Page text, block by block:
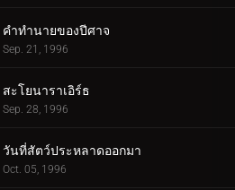
คำทำนายของปีศาจ
Sep. 21, 1996
สะโยนาราเอิร์ธ
Sep. 28, 1996
วันที่สัตว์ประหลาดออกมา
Oct. 05, 1996